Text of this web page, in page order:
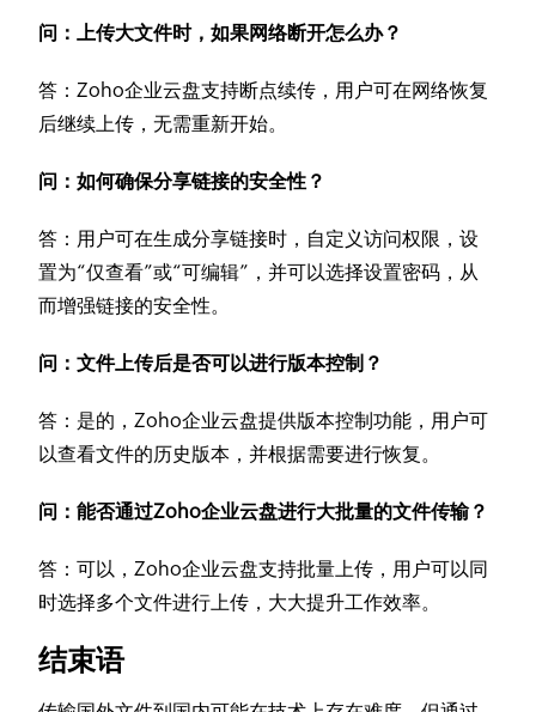
问：上传大文件时，如果网络断开怎么办？
答：Zoho企业云盘支持断点续传，用户可在网络恢复
后继续上传，无需重新开始。
问：如何确保分享链接的安全性？
答：用户可在生成分享链接时，自定义访问权限，设
置为“仅查看”或“可编辑”，并可以选择设置密码，从
而增强链接的安全性。
问：文件上传后是否可以进行版本控制？
答：是的，Zoho企业云盘提供版本控制功能，用户可
以查看文件的历史版本，并根据需要进行恢复。
问：能否通过Zoho企业云盘进行大批量的文件传输？
答：可以，Zoho企业云盘支持批量上传，用户可以同
时选择多个文件进行上传，大大提升工作效率。
结束语